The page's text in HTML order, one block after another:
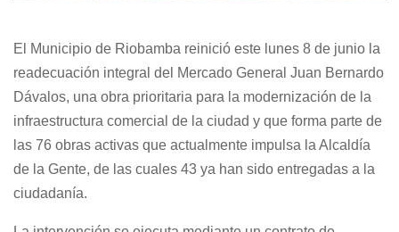
El Municipio de Riobamba reinició este lunes 8 de junio la
readecuación integral del Mercado General Juan Bernardo
Dávalos, una obra prioritaria para la modernización de la
infraestructura comercial de la ciudad y que forma parte de
las 76 obras activas que actualmente impulsa la Alcaldía
de la Gente, de las cuales 43 ya han sido entregadas a la
ciudadanía.